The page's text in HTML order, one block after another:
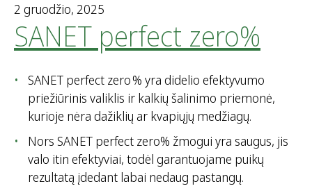
2 gruodžio, 2025
SANET perfect zero%
SANET perfect zero % yra didelio efektyvumo
priežiūrinis valiklis ir kalkių šalinimo priemonė,
kurioje nėra dažiklių ar kvapiųjų medžiagų.
Nors SANET perfect zero% žmogui yra saugus, jis
valo itin efektyviai, todėl garantuojame puikų
rezultatą įdedant labai nedaug pastangų.